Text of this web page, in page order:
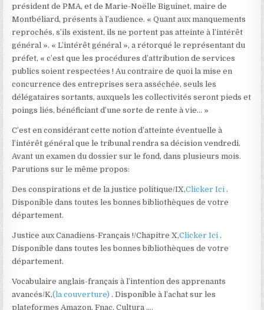
président de PMA, et de Marie-Noëlle Biguinet, maire de
Montbéliard, présents à l’audience. « Quant aux manquements
reprochés, s’ils existent, ils ne portent pas atteinte à l’intérêt
général ». « L’intérêt général », a rétorqué le représentant du
préfet, « c’est que les procédures d’attribution de services
publics soient respectées ! Au contraire de quoi la mise en
concurrence des entreprises sera asséchée, seuls les
délégataires sortants, auxquels les collectivités seront pieds et
poings liés, bénéficiant d’une sorte de rente à vie… »
C’est en considérant cette notion d’atteinte éventuelle à
l’intérêt général que le tribunal rendra sa décision vendredi.
Avant un examen du dossier sur le fond, dans plusieurs mois.
Parutions sur le même propos:
Des conspirations et de la justice politique/IX,Clicker Ici.
Disponible dans toutes les bonnes bibliothèques de votre
département.
Justice aux Canadiens-Français !/Chapitre X,Clicker Ici.
Disponible dans toutes les bonnes bibliothèques de votre
département.
Vocabulaire anglais-français à l’intention des apprenants
avancés/K,(la couverture). Disponible à l’achat sur les
plateformes Amazon, Fnac, Cultura ….